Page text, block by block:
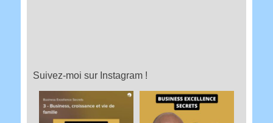
Suivez-moi sur Instagram !